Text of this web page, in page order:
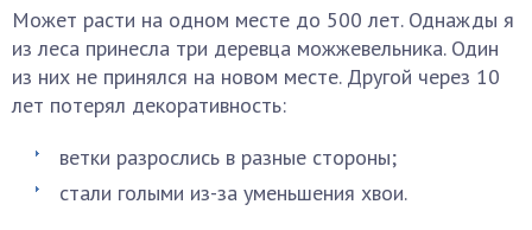
Может расти на одном месте до 500 лет. Однажды я
из леса принесла три деревца можжевельника. Один
из них не принялся на новом месте. Другой через 10
лет потерял декоративность:
ветки разрослись в разные стороны;
стали голыми из-за уменьшения хвои.